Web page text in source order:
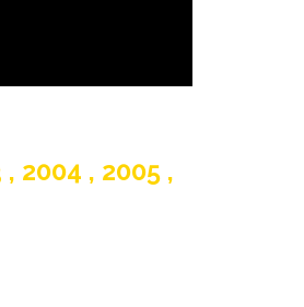
2004 , 2005 ,